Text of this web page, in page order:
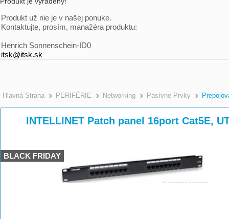
Produkt už nie je v našej ponuke.
Kontaktujte, prosím, manažéra produktu:
Henrich Sonnenschein-ID0
itsk@itsk.sk
Hlavná Strana >
PERIFÉRIE >
Networking >
Pasívne Prvky
INTELLINET Patch panel 16port Cat5E,
BLACK FRIDAY